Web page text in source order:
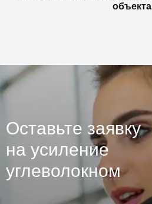
объекта
Оставьте заявку
на усиление
углеволокном